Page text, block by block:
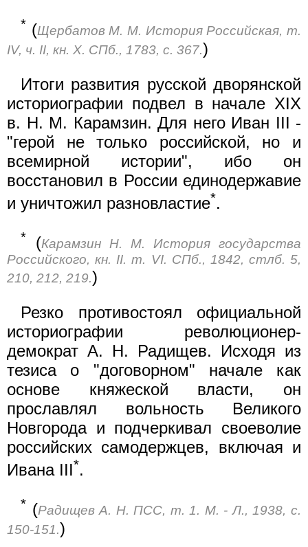
* (Щербатов М. М. История Российская, т.
IV, ч. II, кн. X. СПб., 1783, с. 367.)
Итоги развития русской дворянской
историографии подвел в начале XIX
в. Н. М. Карамзин. Для него Иван III -
"герой не только российской, но и
всемирной истории", ибо он
восстановил в России единодержавие
и уничтожил разновластие*.
* (Карамзин Н. М. История государства
Российского, кн. II. т. VI. СПб., 1842, стлб. 5,
210, 212, 219.)
Резко противостоял официальной
историографии революционер-
демократ А. Н. Радищев. Исходя из
тезиса о "договорном" начале как
основе княжеской власти, он
прославлял вольность Великого
Новгорода и подчеркивал своеволие
российских самодержцев, включая и
Ивана III*.
* (Радищев А. Н. ПСС, т. 1. М. - Л., 1938, с.
150-151.)